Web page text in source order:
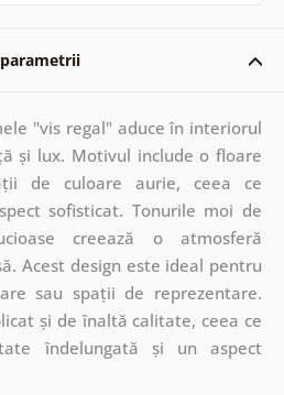
"vis regal" aduce în interiorul
și lux. Motivul include o floare
de culoare aurie, ceea ce
sofisticat. Tonurile moi de
creează o atmosferă
Acest design este ideal pentru
sau spații de reprezentare.
și de înaltă calitate, ceea ce
îndelungată și un aspect